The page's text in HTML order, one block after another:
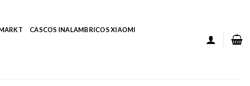
CASCOS INALAMBRICOS XIAOMI